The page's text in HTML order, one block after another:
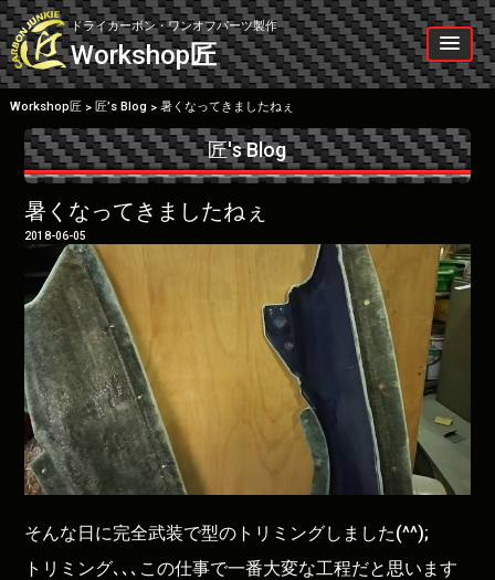
Skip
to
content
ドライカーボン・ワンオフパーツ製作
Workshop匠
Workshop匠> 匠’s Blog > 暑くなってきましたねぇ
匠's Blog
暑くなってきましたねぇ
2018-06-05
そんな日に完全武装で型のトリミングしました(^^);
トリミング､､､この仕事で一番大変な工程だと思います